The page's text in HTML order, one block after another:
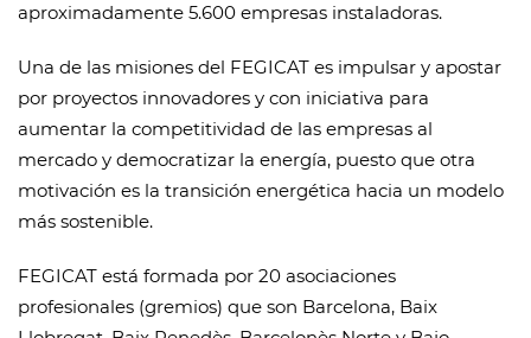
aproximadamente 5.600 empresas instaladoras.
Una de las misiones del FEGICAT es impulsar y apostar
por proyectos innovadores y con iniciativa para
aumentar la competitividad de las empresas al
mercado y democratizar la energía, puesto que otra
motivación es la transición energética hacia un modelo
más sostenible.
FEGICAT está formada por 20 asociaciones
profesionales (gremios) que son Barcelona, Baix